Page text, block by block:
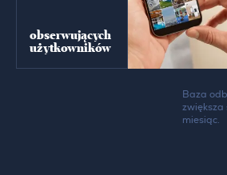
obserwujących
użytkowników
Baza
zwiększa
miesiąc.